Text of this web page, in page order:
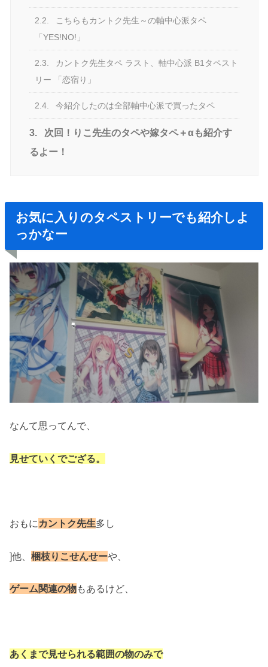
2.2.
こちらもカントク先生～の軸中心派タペ
「YES!NO!」
2.3.
カントク先生タペ ラスト、軸中心派 B1タペスト
リー 「恋宿り」
2.4. 今紹介したのは全部軸中心派で買ったタペ
3.
次回！りこ先生のタペや嫁タペ＋αも紹介す
るよー！
お気に入りのタペストリーでも紹介しよ
っかなー
なんて思ってんで、
見せていくでござる。
おもに カントク先生多し
]他、梱枝りこせんせーや、
ゲーム関連の物もあるけど、
あくまで見せられる範囲の物のみで